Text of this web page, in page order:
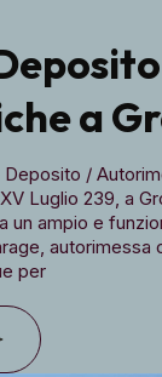
a
/
Luglio 239, a
un ampio e
autorimessa
per